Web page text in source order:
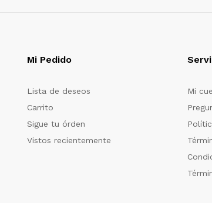
Mi Pedido
Lista de deseos
Carrito
Sigue tu órden
Vistos recientemente
Mi